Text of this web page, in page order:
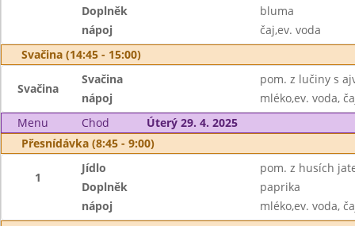
Doplněk
bluma
nápoj
čaj,ev. voda
Svačina (14:45 - 15:00)
Svačina
Svačina
pom. z lučiny s
nápoj
mléko,ev. voda,
Menu
Chod
Úterý 29. 4. 2025
Přesnídávka (8:45 - 9:00)
1
Jídlo
pom. z husích
Doplněk
paprika
nápoj
mléko,ev. voda,